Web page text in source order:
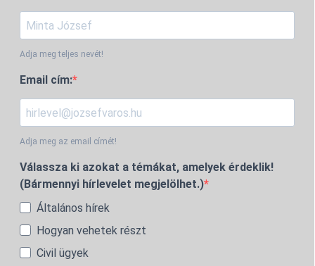
Adja meg teljes nevét!
Email cím:
Adja meg az email címét!
Válassza ki azokat a témákat, amelyek érdeklik!
(Bármennyi hírlevelet megjelölhet.)
Általános hírek
Hogyan vehetek részt
Civil ügyek